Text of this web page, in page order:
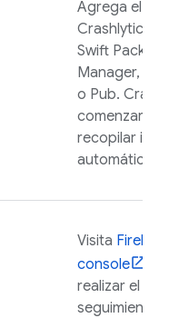
Agrega el SDK
Crashlytics
Swift Package
Manager,
o Pub.
comenzará a
recopilar
Visita Firebase
console
realizar el
seguimiento de